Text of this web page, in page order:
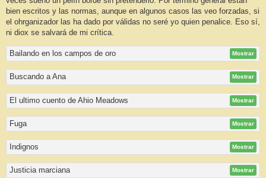
bien escritos y las normas, aunque en algunos casos las veo forzadas, si
el ohrganizador las ha dado por válidas no seré yo quien penalice. Eso sí,
ni diox se salvará de mi crítica.
Bailando en los campos de oro Mostrar
Buscando a Ana Mostrar
El ultimo cuento de Ahio Meadows Mostrar
Fuga Mostrar
Indignos Mostrar
Justicia marciana Mostrar